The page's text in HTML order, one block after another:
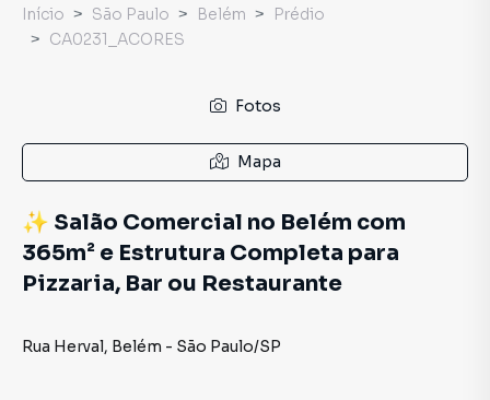
Início São Paulo Belém
Prédio
CA0231_ACORES
Fotos
Mapa
✨ Salão Comercial no Belém com
365m² e Estrutura Completa para
Pizzaria, Bar ou Restaurante
Rua Herval, Belém - São Paulo/SP